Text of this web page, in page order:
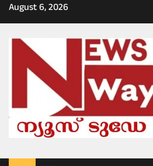
Skip
to
August 6, 2026